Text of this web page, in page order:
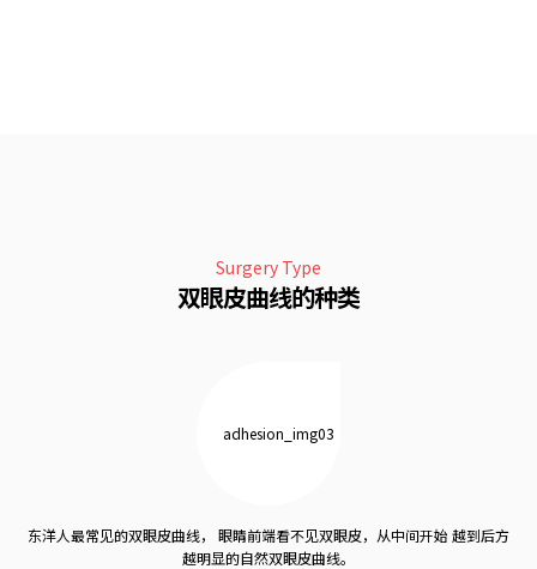
Surgery Type
双眼皮曲线的种类
东洋人最常见的双眼皮曲线， 眼睛前端看不见双眼皮，从中间开始 越到后方
越明显的自然双眼皮曲线。